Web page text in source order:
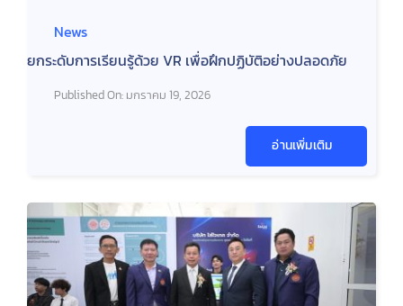
News
ยกระดับการเรียนรู้ด้วย VR เพื่อฝึกปฏิบัติอย่างปลอดภัย
Published On: มกราคม 19, 2026
อ่านเพิ่มเติม